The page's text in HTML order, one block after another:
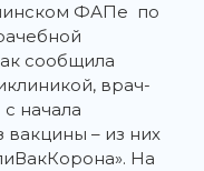
ФАПе по
сообщила
врач-
начала
вакцины – из них
На